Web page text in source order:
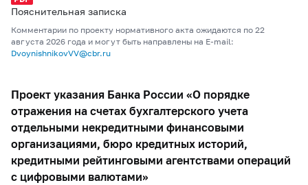
Пояснительная записка
Комментарии по проекту нормативного акта ожидаются по 22
августа 2026 года и могут быть направлены на E-mail:
DvoynishnikovVV@cbr.ru
Проект указания Банка России «О порядке
отражения на счетах бухгалтерского учета
отдельными некредитными финансовыми
организациями, бюро кредитных историй,
кредитными рейтинговыми агентствами операций
с цифровыми валютами»